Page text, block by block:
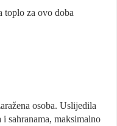
toplo za ovo doba
osoba. Uslijedila
sahranama, maksimalno